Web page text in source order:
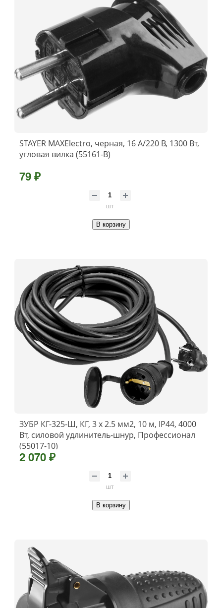
STAYER MAXElectro, черная, 16 А/220 В, 1300 Вт,
угловая вилка (55161-B)
79 ₽
шт
В корзину
ЗУБР КГ-325-Ш, КГ, 3 х 2.5 мм2, 10 м, IP44, 4000
Вт, силовой удлинитель-шнур, Профессионал
(55017-10)
2 070 ₽
шт
В корзину